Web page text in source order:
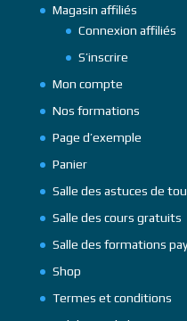
Magasin affiliés
Connexion affiliés
S’inscrire
Mon compte
Nos formations
Page d’exemple
Panier
Salle des astuces de
Salle des cours gratuits
Salle des formations
Shop
Termes et conditions